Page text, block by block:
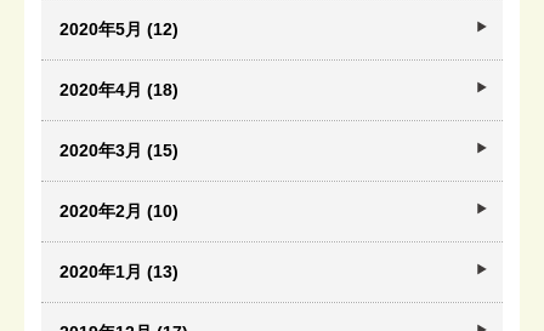
2020年5月 (12)
2020年4月 (18)
2020年3月 (15)
2020年2月 (10)
2020年1月 (13)